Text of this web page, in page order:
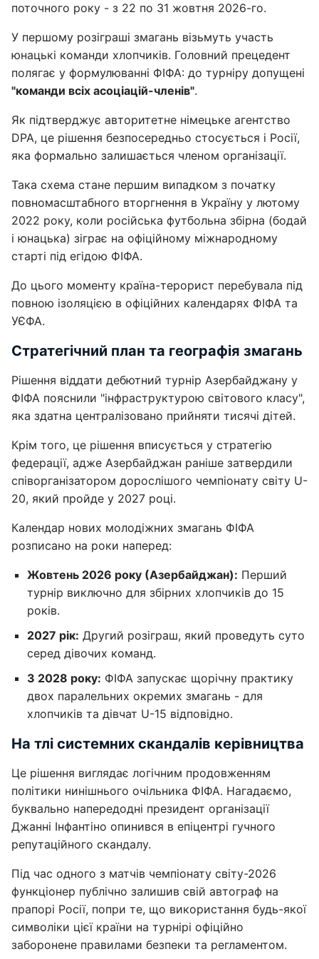
поточного року - з 22 по 31 жовтня 2026-го.
У першому розіграші змагань візьмуть участь
юнацькі команди хлопчиків. Головний прецедент
полягає у формулюванні ФІФА: до турніру допущені
"команди всіх асоціацій-членів".
Як підтверджує авторитетне німецьке агентство
DPA, це рішення безпосередньо стосується і Росії,
яка формально залишається членом організації.
Така схема стане першим випадком з початку
повномасштабного вторгнення в Україну у лютому
2022 року, коли російська футбольна збірна (бодай
і юнацька) зіграє на офіційному міжнародному
старті під егідою ФІФА.
До цього моменту країна-терорист перебувала під
повною ізоляцією в офіційних календарях ФІФА та
УЄФА.
Стратегічний план та географія змагань
Рішення віддати дебютний турнір Азербайджану у
ФІФА пояснили "інфраструктурою світового класу",
яка здатна централізовано прийняти тисячі дітей.
Крім того, це рішення вписується у стратегію
федерації, адже Азербайджан раніше затвердили
співорганізатором дорослішого чемпіонату світу U-
20, який пройде у 2027 році.
Календар нових молодіжних змагань ФІФА
розписано на роки наперед:
Жовтень 2026 року (Азербайджан): Перший
турнір виключно для збірних хлопчиків до 15
років.
2027 рік: Другий розіграш, який проведуть суто
серед дівочих команд.
З 2028 року: ФІФА запускає щорічну практику
двох паралельних окремих змагань - для
хлопчиків та дівчат U-15 відповідно.
На тлі системних скандалів керівництва
Це рішення виглядає логічним продовженням
політики нинішнього очільника ФІФА. Нагадаємо,
буквально напередодні президент організації
Джанні Інфантіно опинився в епіцентрі гучного
репутаційного скандалу.
Під час одного з матчів чемпіонату світу-2026
функціонер публічно залишив свій автограф на
прапорі Росії, попри те, що використання будь-якої
символіки цієї країни на турнірі офіційно
заборонене правилами безпеки та регламентом.